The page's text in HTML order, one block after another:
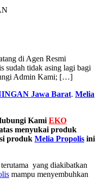
di Agen Resmi
tidak asing lagi bagi
Admin Kami; […]
Jawa Barat. Melia
Kami EKO
menyukai produk
produk Melia Propolis ini
yang diakibatkan
mampu menyembuhkan